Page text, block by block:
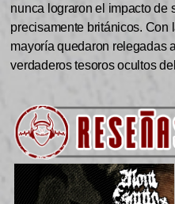
nunca lograron el impacto de
precisamente británicos. Con
mayoría quedaron relegadas
verdaderos tesoros ocultos